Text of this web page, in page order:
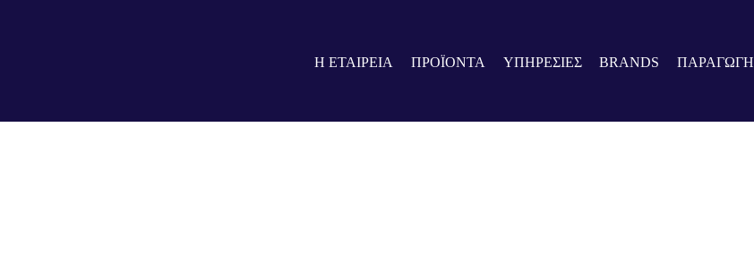
Η ΕΤΑΙΡΕΙΑ ΠΡΟΪΟΝΤΑ ΥΠΗΡΕΣΙΕΣ BRANDS ΠΑΡΑΓΩΓΗ